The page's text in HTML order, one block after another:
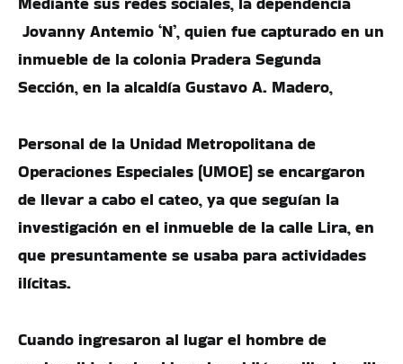
Jovanny Antemio ‘N’, quien fue capturado en un
inmueble de la colonia Pradera Segunda
Sección, en la alcaldía Gustavo A. Madero,
Personal de la Unidad Metropolitana de
Operaciones Especiales (UMOE) se encargaron
de llevar a cabo el cateo, ya que seguían la
investigación en el inmueble de la calle Lira, en
que presuntamente se usaba para actividades
ilícitas.
Cuando ingresaron al lugar el hombre de